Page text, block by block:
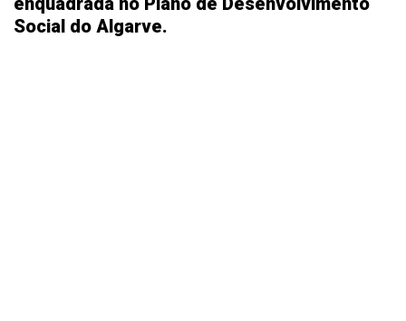
Social do Algarve.